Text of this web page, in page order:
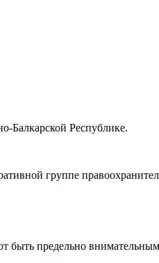
Балкарской Республике.
группе
предельно